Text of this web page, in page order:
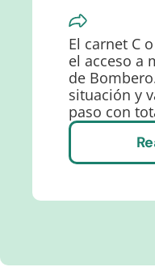
El carnet C
el acceso a
de
situación y
paso con